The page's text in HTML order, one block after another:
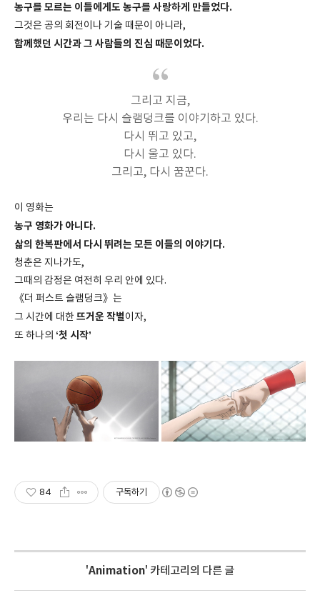
농구를 모르는 이들에게도 농구를 사랑하게 만들었다.
그것은 공의 회전이나 기술 때문이 아니라,
함께했던 시간과 그 사람들의 진심 때문이었다.
그리고 지금,
우리는 다시 슬램덩크를 이야기하고 있다.
다시 뛰고 있고,
다시 울고 있다.
그리고, 다시 꿈꾼다.
이 영화는
농구 영화가 아니다.
삶의 한복판에서 다시 뛰려는 모든 이들의 이야기다.
청춘은 지나가도,
그때의 감정은 여전히 우리 안에 있다.
《더 퍼스트 슬램덩크》는
그 시간에 대한 뜨거운 작별이자,
또 하나의 ‘첫 시작’
84 구독하기
'Animation' 카테고리의 다른 글